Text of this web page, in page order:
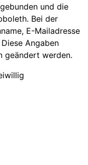
und die
Bei der
E-Mailadresse
Angaben
geändert werden.